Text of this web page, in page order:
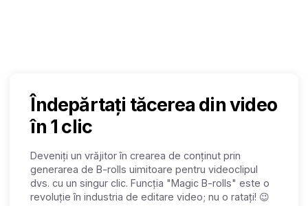
Îndepărtați tăcerea din video
în 1 clic
Deveniți un vrăjitor în crearea de conținut prin
generarea de B-rolls uimitoare pentru videoclipul
dvs. cu un singur clic. Funcția "Magic B-rolls" este o
revoluție în industria de editare video; nu o ratați! 😉